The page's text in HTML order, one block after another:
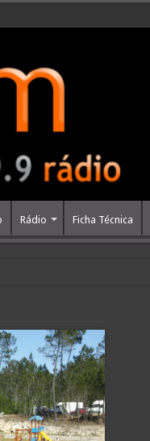
Rádio Ficha Técnica